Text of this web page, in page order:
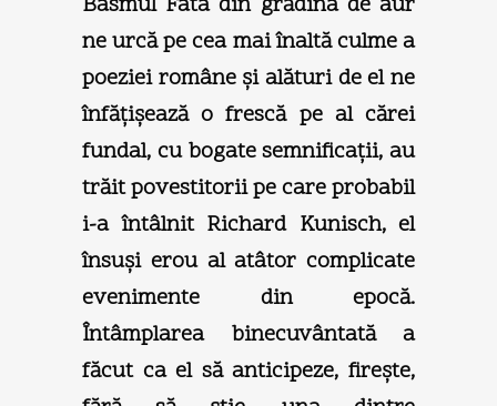
ne urcă pe cea mai înaltă culme a
poeziei române şi alături de el ne
înfăţişează o frescă pe al cărei
fundal, cu bogate semnificaţii, au
trăit povestitorii pe care probabil
i-a întâlnit Richard Kunisch, el
însuşi erou al atâtor complicate
evenimente din epocă.
Întâmplarea binecuvântată a
făcut ca el să anticipeze, fireşte,